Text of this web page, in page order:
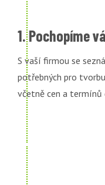
1. Pochopíme
S vaší firmou se
potřebných pro
včetně cen a termínů